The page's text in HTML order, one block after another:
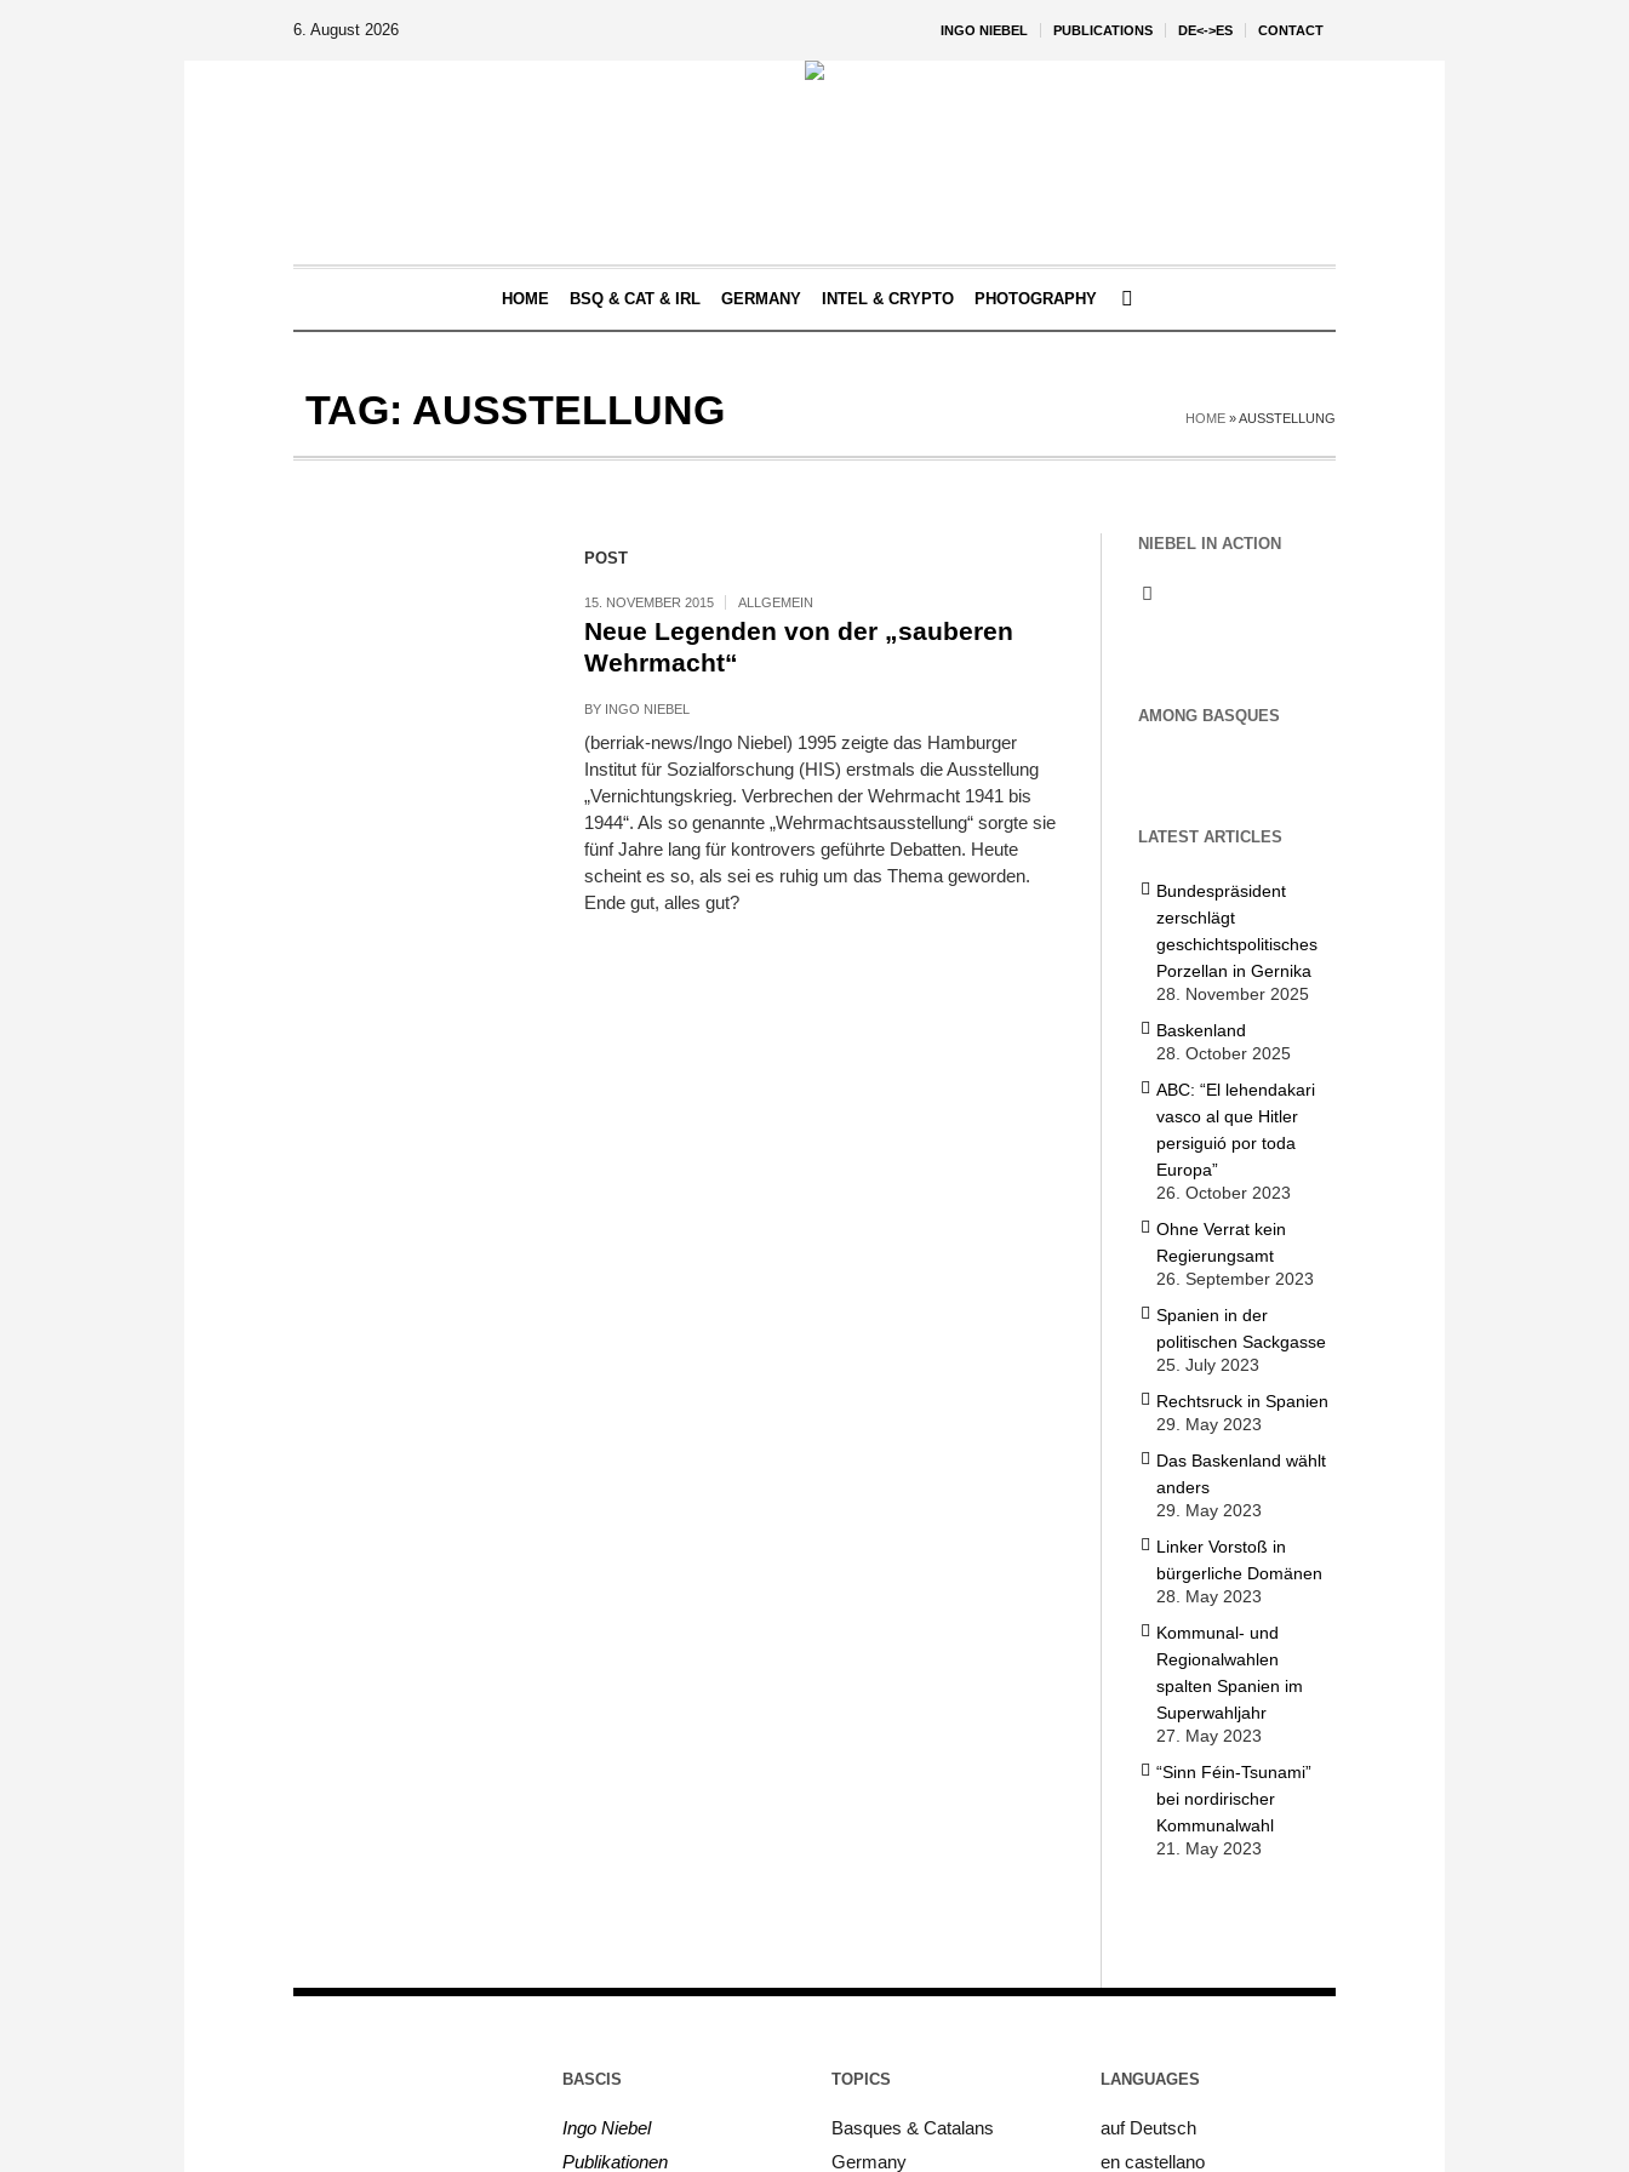
INGO NIEBEL PUBLICATIONS DE<->ES CONTACT
6. August 2026
HOME BSQ & CAT & IRL GERMANY INTEL & CRYPTO PHOTOGRAPHY
TAG: AUSSTELLUNG HOME »AUSSTELLUNG
POST
15. NOVEMBER 2015 ALLGEMEIN
Neue Legenden von der „sauberen
Wehrmacht“
BY INGO NIEBEL
(berriak-news/Ingo Niebel) 1995 zeigte das Hamburger
Institut für Sozialforschung (HIS) erstmals die Ausstellung
„Vernichtungskrieg. Verbrechen der Wehrmacht 1941 bis
1944“. Als so genannte „Wehrmachtsausstellung“ sorgte sie
fünf Jahre lang für kontrovers geführte Debatten. Heute
scheint es so, als sei es ruhig um das Thema geworden.
Ende gut, alles gut?
NIEBEL IN ACTION
AMONG BASQUES
LATEST ARTICLES
Bundespräsident
zerschlägt
geschichtspolitisches
Porzellan in Gernika
28. November 2025
Baskenland
28. October 2025
ABC: “El lehendakari
vasco al que Hitler
persiguió por toda
Europa”
26. October 2023
Ohne Verrat kein
Regierungsamt
26. September 2023
Spanien in der
politischen Sackgasse
25. July 2023
Rechtsruck in Spanien
29. May 2023
Das Baskenland wählt
anders
29. May 2023
Linker Vorstoß in
bürgerliche Domänen
28. May 2023
Kommunal- und
Regionalwahlen
spalten Spanien im
Superwahljahr
27. May 2023
“Sinn Féin-Tsunami”
bei nordirischer
Kommunalwahl
21. May 2023
BASCIS
Ingo Niebel
Publikationen
TOPICS
Basques & Catalans
Germany
LANGUAGES
auf Deutsch
en castellano